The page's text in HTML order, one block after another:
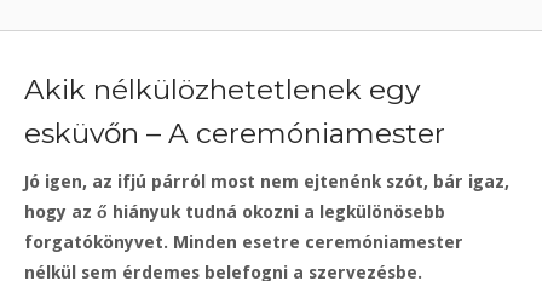
Akik nélkülözhetetlenek egy
esküvőn – A ceremóniamester
Jó igen, az ifjú párról most nem ejtenénk szót, bár igaz,
hogy az ő hiányuk tudná okozni a legkülönösebb
forgatókönyvet. Minden esetre ceremóniamester
nélkül sem érdemes belefogni a szervezésbe.